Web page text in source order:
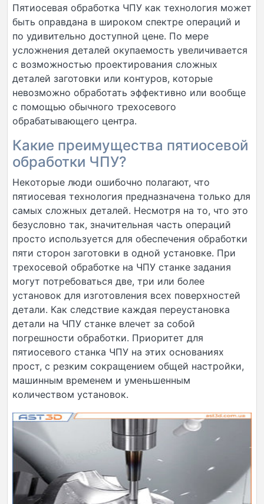
Пятиосевая обработка ЧПУ как технология может
быть оправдана в широком спектре операций и
по удивительно доступной цене. По мере
усложнения деталей окупаемость увеличивается
с возможностью проектирования сложных
деталей заготовки или контуров, которые
невозможно обработать эффективно или вообще
с помощью обычного трехосевого
обрабатывающего центра.
Какие преимущества пятиосевой
обработки ЧПУ?
Некоторые люди ошибочно полагают, что
пятиосевая технология предназначена только для
самых сложных деталей. Несмотря на то, что это
безусловно так, значительная часть операций
просто используется для обеспечения обработки
пяти сторон заготовки в одной установке. При
трехосевой обработке на ЧПУ станке задания
могут потребоваться две, три или более
установок для изготовления всех поверхностей
детали. Как следствие каждая переустановка
детали на ЧПУ станке влечет за собой
погрешности обработки. Приоритет для
пятиосевого станка ЧПУ на этих основаниях
прост, с резким сокращением общей настройки,
машинным временем и уменьшенным
количеством установок.